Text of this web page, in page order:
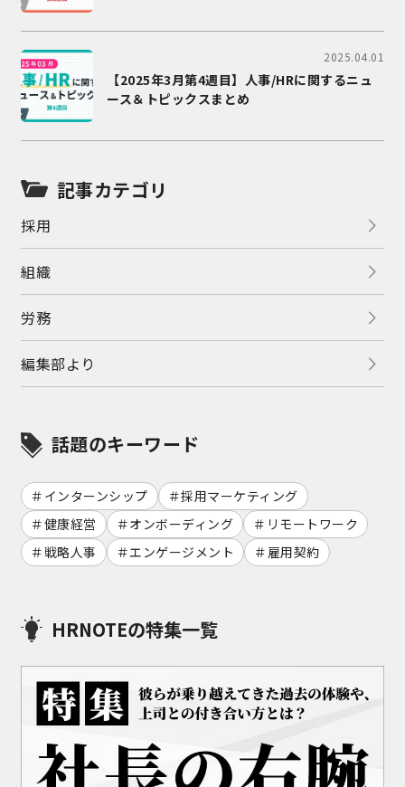
2025.04.01
【2025年3月第4週目】人事/HRに関するニュ
ース＆トピックスまとめ
記事カテゴリ
採用
組織
労務
編集部より
話題のキーワード
インターンシップ
採用マーケティング
健康経営
オンボーディング
リモートワーク
戦略人事
エンゲージメント 雇用契約
HRNOTEの特集一覧